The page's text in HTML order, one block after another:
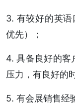
3. 有较好的英
优先）；
4. 具备良好的客
压力，有良好的
5. 有会展销售经